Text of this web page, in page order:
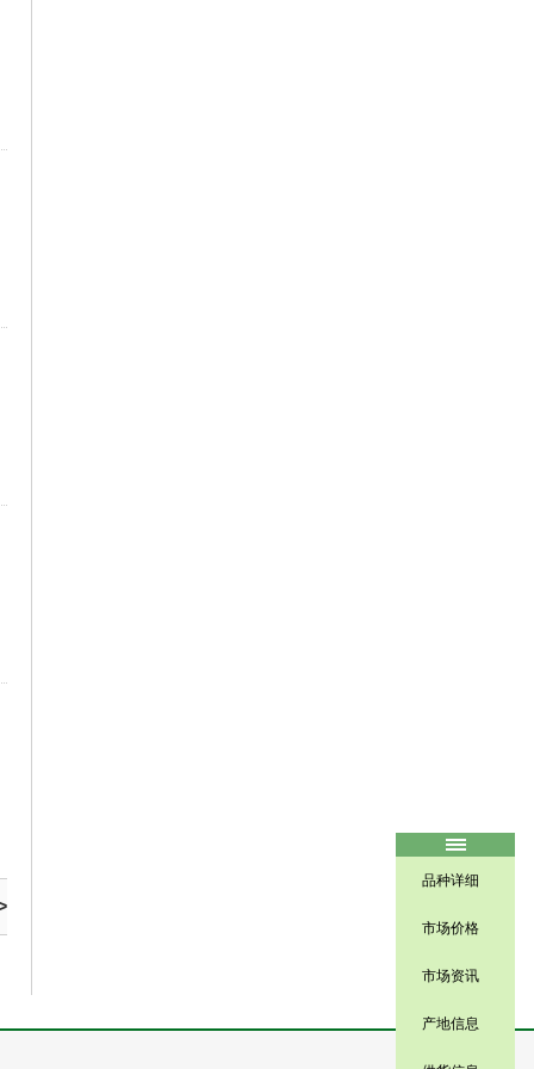
品种详细
市场价格
市场资讯
产地信息